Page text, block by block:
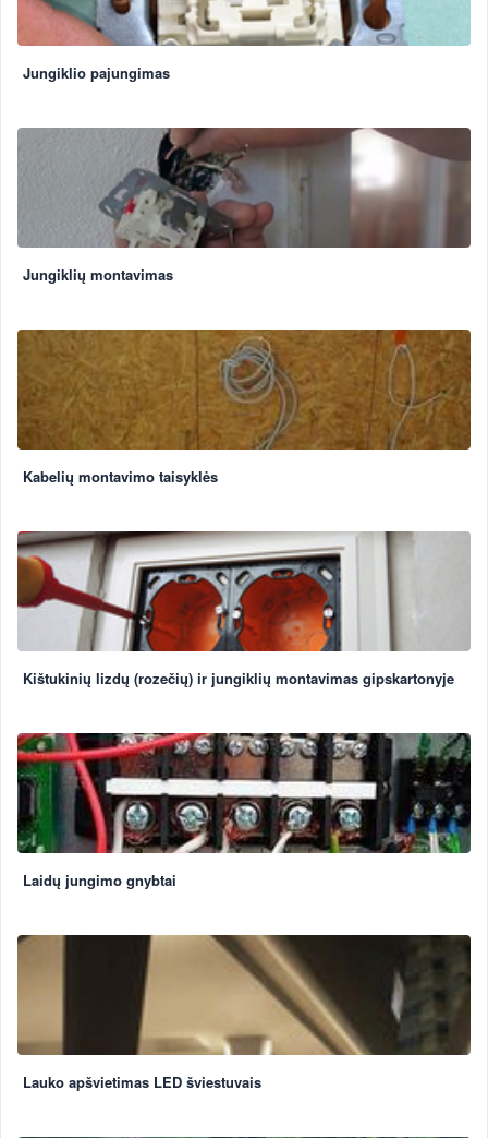
Jungiklio pajungimas
Jungiklių montavimas
Kabelių montavimo taisyklės
Kištukinių lizdų (rozečių) ir jungiklių montavimas gipskartonyje
Laidų jungimo gnybtai
Lauko apšvietimas LED šviestuvais